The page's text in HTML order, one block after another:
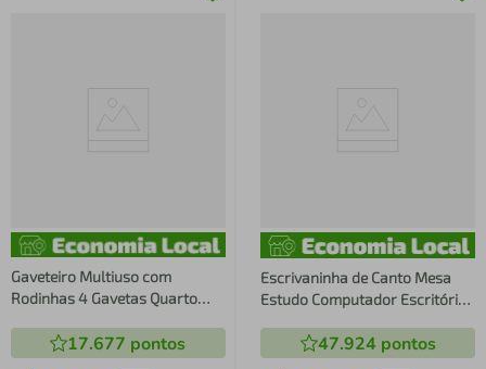
Gaveteiro Multiuso com
Rodinhas 4 Gavetas Quarto
17.677 pontos
Escrivaninha de Canto Mesa
Estudo Computador Escritório
47.924 pontos